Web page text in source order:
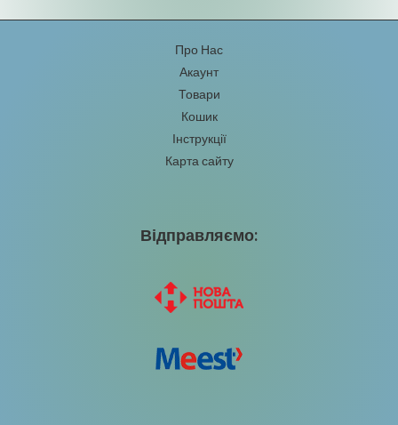
Про Нас
Акаунт
Товари
Кошик
Інструкції
Карта сайту
Відправляємо: